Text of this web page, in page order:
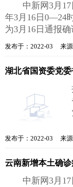
中新网3月17
年3月16日0—24
为3月16日通报
发布于：2022-03 来源
湖北省国资委党
发布于：2022-03 来源
云南新增本土确
中新网3月17